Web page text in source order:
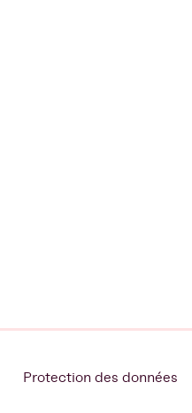
Protection des données